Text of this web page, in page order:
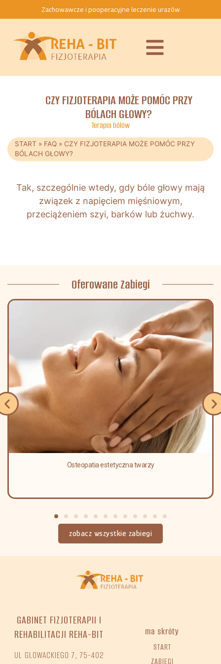
Zachowawcze i pooperacyjne leczenie urazów
CZY FIZJOTERAPIA MOŻE POMÓC PRZY
BÓLACH GŁOWY?
Terapia bólów
START » FAQ » CZY FIZJOTERAPIA MOŻE POMÓC PRZY
BÓLACH GŁOWY?
Tak, szczególnie wtedy, gdy bóle głowy mają
związek z napięciem mięśniowym,
przeciążeniem szyi, barków lub żuchwy.
Oferowane Zabiegi
Osteopatia estetyczna twarzy
zobacz wszystkie zabiegi
GABINET FIZJOTERAPII I
REHABILITACJI REHA-BIT
UL GLOWACKIEGO 7, 75-402
ma skróty
START
ZABIEGI